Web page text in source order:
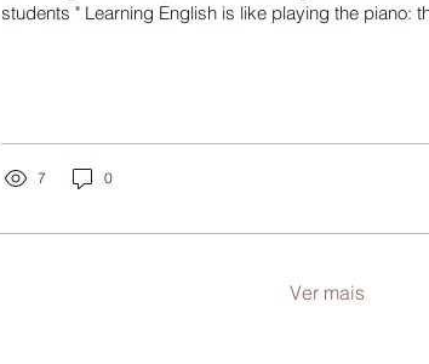
students " Learning English is like playing the piano:
7 0
Ver mais